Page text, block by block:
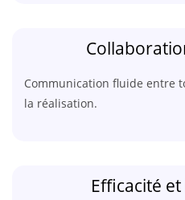
Communication fluide entre
la réalisation.
Efficacité